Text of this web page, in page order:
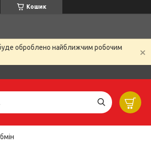
Кошик
буде оброблено найближчим робочим